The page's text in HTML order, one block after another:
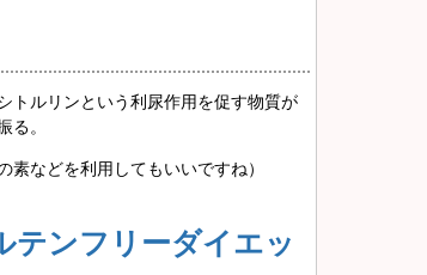
トルリンという利尿作用を促す物質が
る。
などを利用してもいいですね）
テンフリーダイエッ